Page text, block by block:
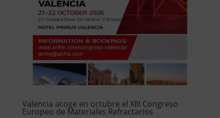
Valencia acoge en octubre el XIII Congreso
Europeo de Materiales Refractarios